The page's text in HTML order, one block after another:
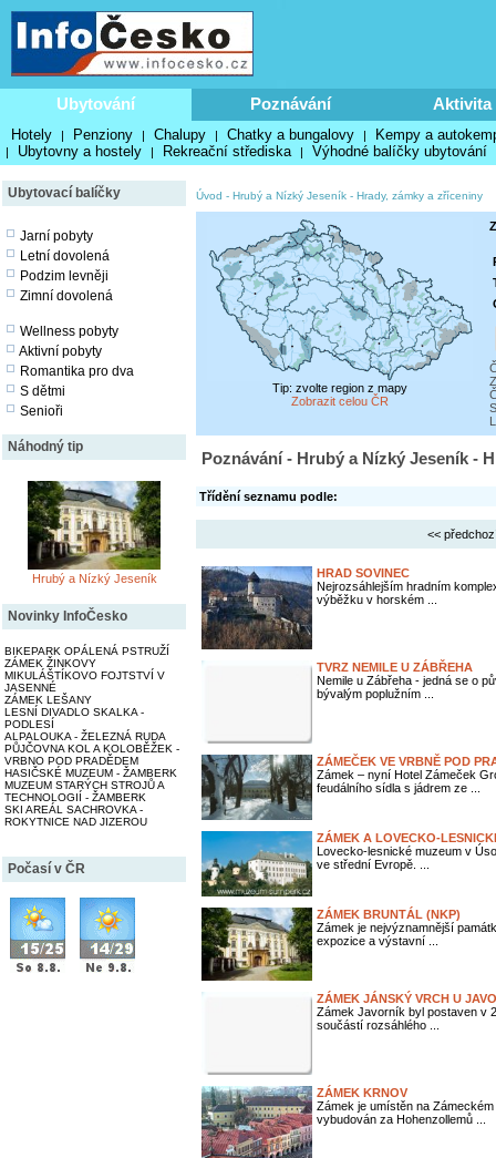
Ubytování Poznávání Aktivita
Hotely | Penziony | Chalupy | Chatky a bungalovy | Kempy a
| Ubytovny a hostely | Rekreační střediska | Výhodné balíčky ubytování
Ubytovací balíčky
Jarní pobyty
Letní dovolená
Podzim levněji
Zimní dovolená
Wellness pobyty
Aktivní pobyty
Romantika pro dva
S dětmi
Senioři
Náhodný tip
Hrubý a Nízký Jeseník
Novinky InfoČesko
BIKEPARK OPÁLENÁ PSTRUŽÍ
ZÁMEK ŽINKOVY
MIKULÁŠTÍKOVO FOJTSTVÍ V
JASENNÉ
ZÁMEK LEŠANY
LESNÍ DIVADLO SKALKA -
PODLESÍ
ALPALOUKA - ŽELEZNÁ RUDA
PŮJČOVNA KOL A KOLOBĚŽEK -
VRBNO POD PRADĚDEM
HASIČSKÉ MUZEUM - ŽAMBERK
MUZEUM STARÝCH STROJŮ A
TECHNOLOGIÍ - ŽAMBERK
SKI AREÁL SACHROVKA -
ROKYTNICE NAD JIZEROU
Počasí v ČR
Úvod - Hrubý a Nízký Jeseník - Hrady, zámky a zříceniny
Tip: zvolte region z mapy
Zobrazit celou ČR
Poznávání - Hrubý a Nízký Jeseník -
Třídění seznamu podle:
<<
HRAD SOVINEC
Nejrozsáhlejším hradním
výběžku v horském ...
TVRZ NEMILE U ZÁBŘEHA
Nemile u Zábřeha - jedná se o
bývalým poplužním ...
ZÁMEČEK VE VRBNĚ POD
Zámek – nyní Hotel Zámeček
feudálního sídla s jádrem ze ...
ZÁMEK A LOVECKO-
Lovecko-lesnické muzeum v
ve střední Evropě. ...
ZÁMEK BRUNTÁL (NKP)
Zámek je nejvýznamnější
expozice a výstavní ...
ZÁMEK JÁNSKÝ VRCH U
Zámek Javorník byl postaven v
součástí rozsáhlého ...
ZÁMEK KRNOV
Zámek je umístěn na
vybudován za Hohenzollemů ...